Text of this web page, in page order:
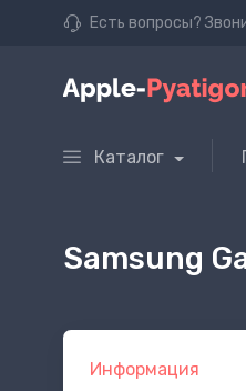
Есть вопросы?
Каталог
Samsung
Информация